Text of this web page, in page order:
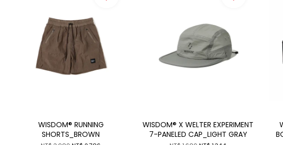
WISDOM® RUNNING
SHORTS_BROWN
WISDOM® X WELTER EXPERIMENT
7-PANELED CAP_LIGHT GRAY